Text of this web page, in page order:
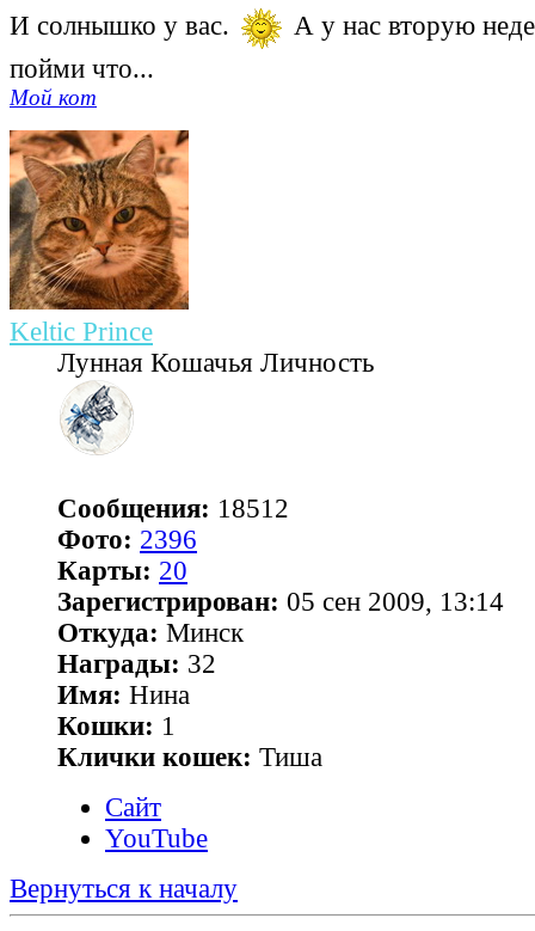
И солнышко у вас.
А у нас вторую
пойми что...
Мой кот
Keltic Prince
Лунная Кошачья Личность
Сообщения: 18512
Фото: 2396
Карты: 20
Зарегистрирован: 05 сен 2009, 13:14
Откуда: Минск
Награды: 32
Имя: Нина
Кошки: 1
Клички кошек: Тиша
Сайт
YouTube
Вернуться к началу